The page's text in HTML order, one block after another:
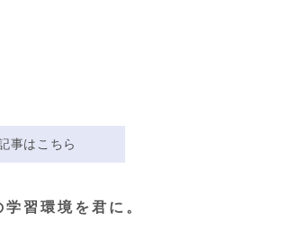
事はこちら
学習環境を君に。